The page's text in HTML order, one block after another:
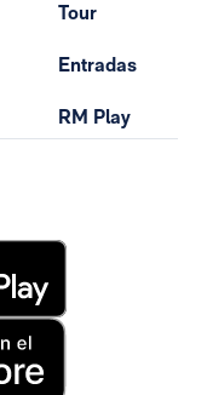
Tour
Entradas
RM Play